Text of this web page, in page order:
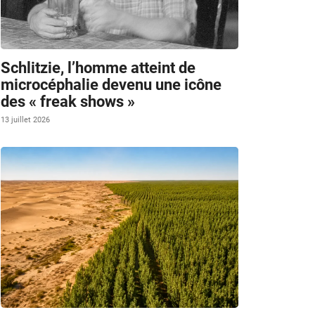
Schlitzie, l’homme atteint de
microcéphalie devenu une icône
des « freak shows »
13 juillet 2026